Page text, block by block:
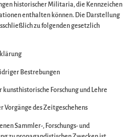
Sie
die
an
historischer Militaria, die Kennzeichen
enthalten können. Die Darstellung
zu folgenden gesetzlich
Bestrebungen
Forschung und Lehre
Vorgänge des Zeitgeschehens
Sammler-, Forschungs- und